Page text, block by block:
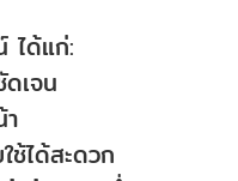
ได้แก่:
เจน
ช้ได้สะดวก